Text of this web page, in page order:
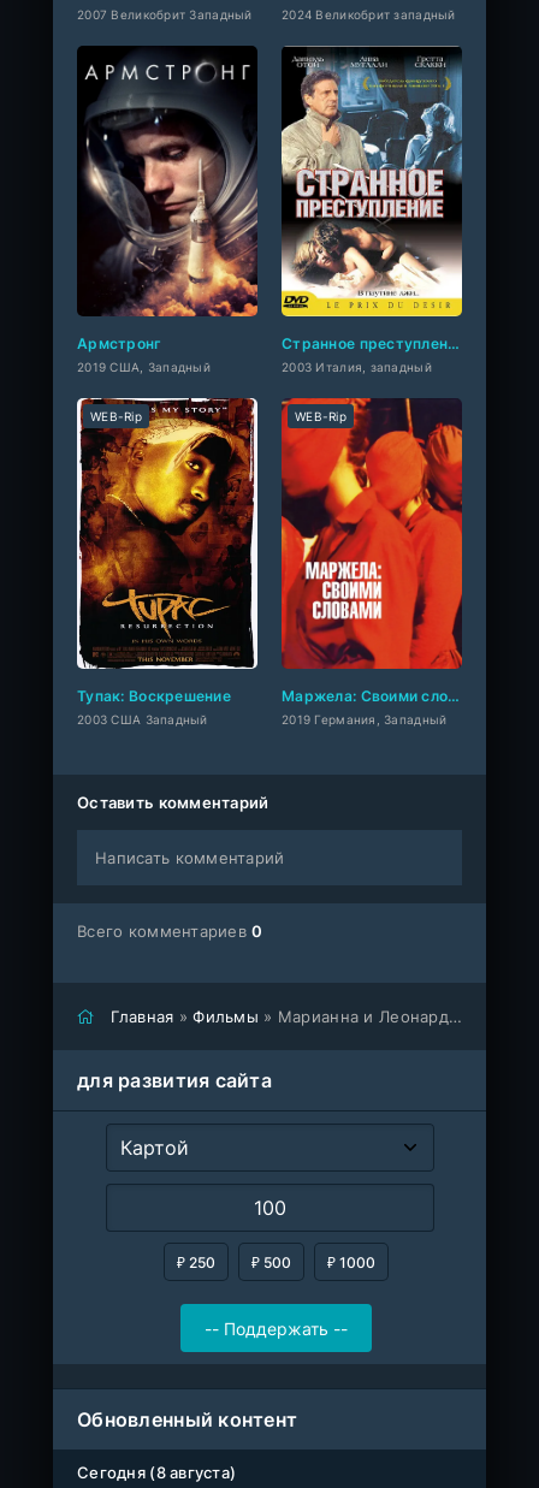
2007 Великобрит Западный 2024 Великобрит западный
Армстронг
2019 США, Западный
Странное преступление
2003 Италия, западный
Тупак: Воскрешение
2003 США Западный
WEB-Rip
Маржела: Своими словами
2019 Германия, Западный
WEB-Rip
Оставить комментарий
Написать комментарий
Всего комментариев0
Главная »Фильмы » Марианна и Леонард: Слова любви
для развития сайта
₽ 250 ₽ 500 ₽ 1000
Обновленный контент
Сегодня (8 августа)